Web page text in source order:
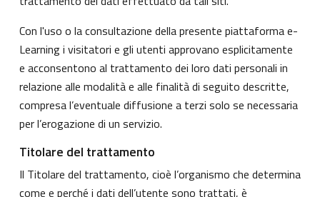
Con l'uso o la consultazione della presente piattaforma e-
Learning i visitatori e gli utenti approvano esplicitamente
e acconsentono al trattamento dei loro dati personali in
relazione alle modalità e alle finalità di seguito descritte,
compresa l’eventuale diffusione a terzi solo se necessaria
per l’erogazione di un servizio.
Titolare del trattamento
Il Titolare del trattamento, cioè l’organismo che determina
come e perché i dati dell’utente sono trattati, è